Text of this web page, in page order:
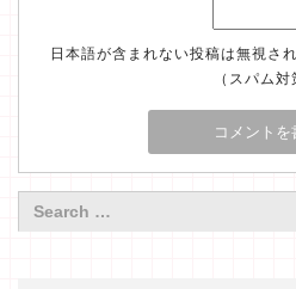
日本語が含まれない投稿は無視さ
（スパム対